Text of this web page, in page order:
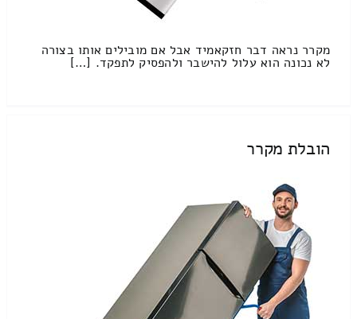
מקרר נראה דבר חזקאמיד אבל אם מובילים אותו בצורה
לא נכונה הוא עלול להישבר ולהפסיק לתפקד. […]
הובלת מקרר